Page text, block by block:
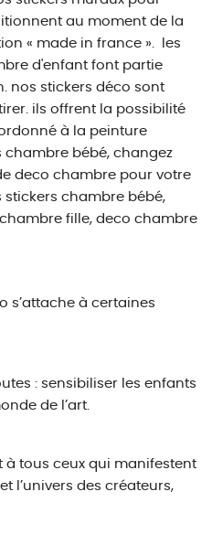
au moment de la
« made in france ». les
d'enfant font partie
nos stickers déco sont
ils offrent la possibilité
à la peinture
chambre bébé, changez
deco chambre pour votre
stickers chambre bébé,
fille, deco chambre
s’attache à certaines
: sensibiliser les enfants
de l’art.
à tous ceux qui manifestent
l’univers des créateurs,